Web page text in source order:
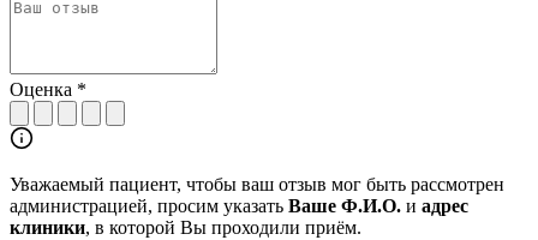
Оценка *
Уважаемый пациент, чтобы ваш отзыв мог быть рассмотрен
администрацией, просим указать Ваше Ф.И.О. и адрес
клиники, в которой Вы проходили приём.